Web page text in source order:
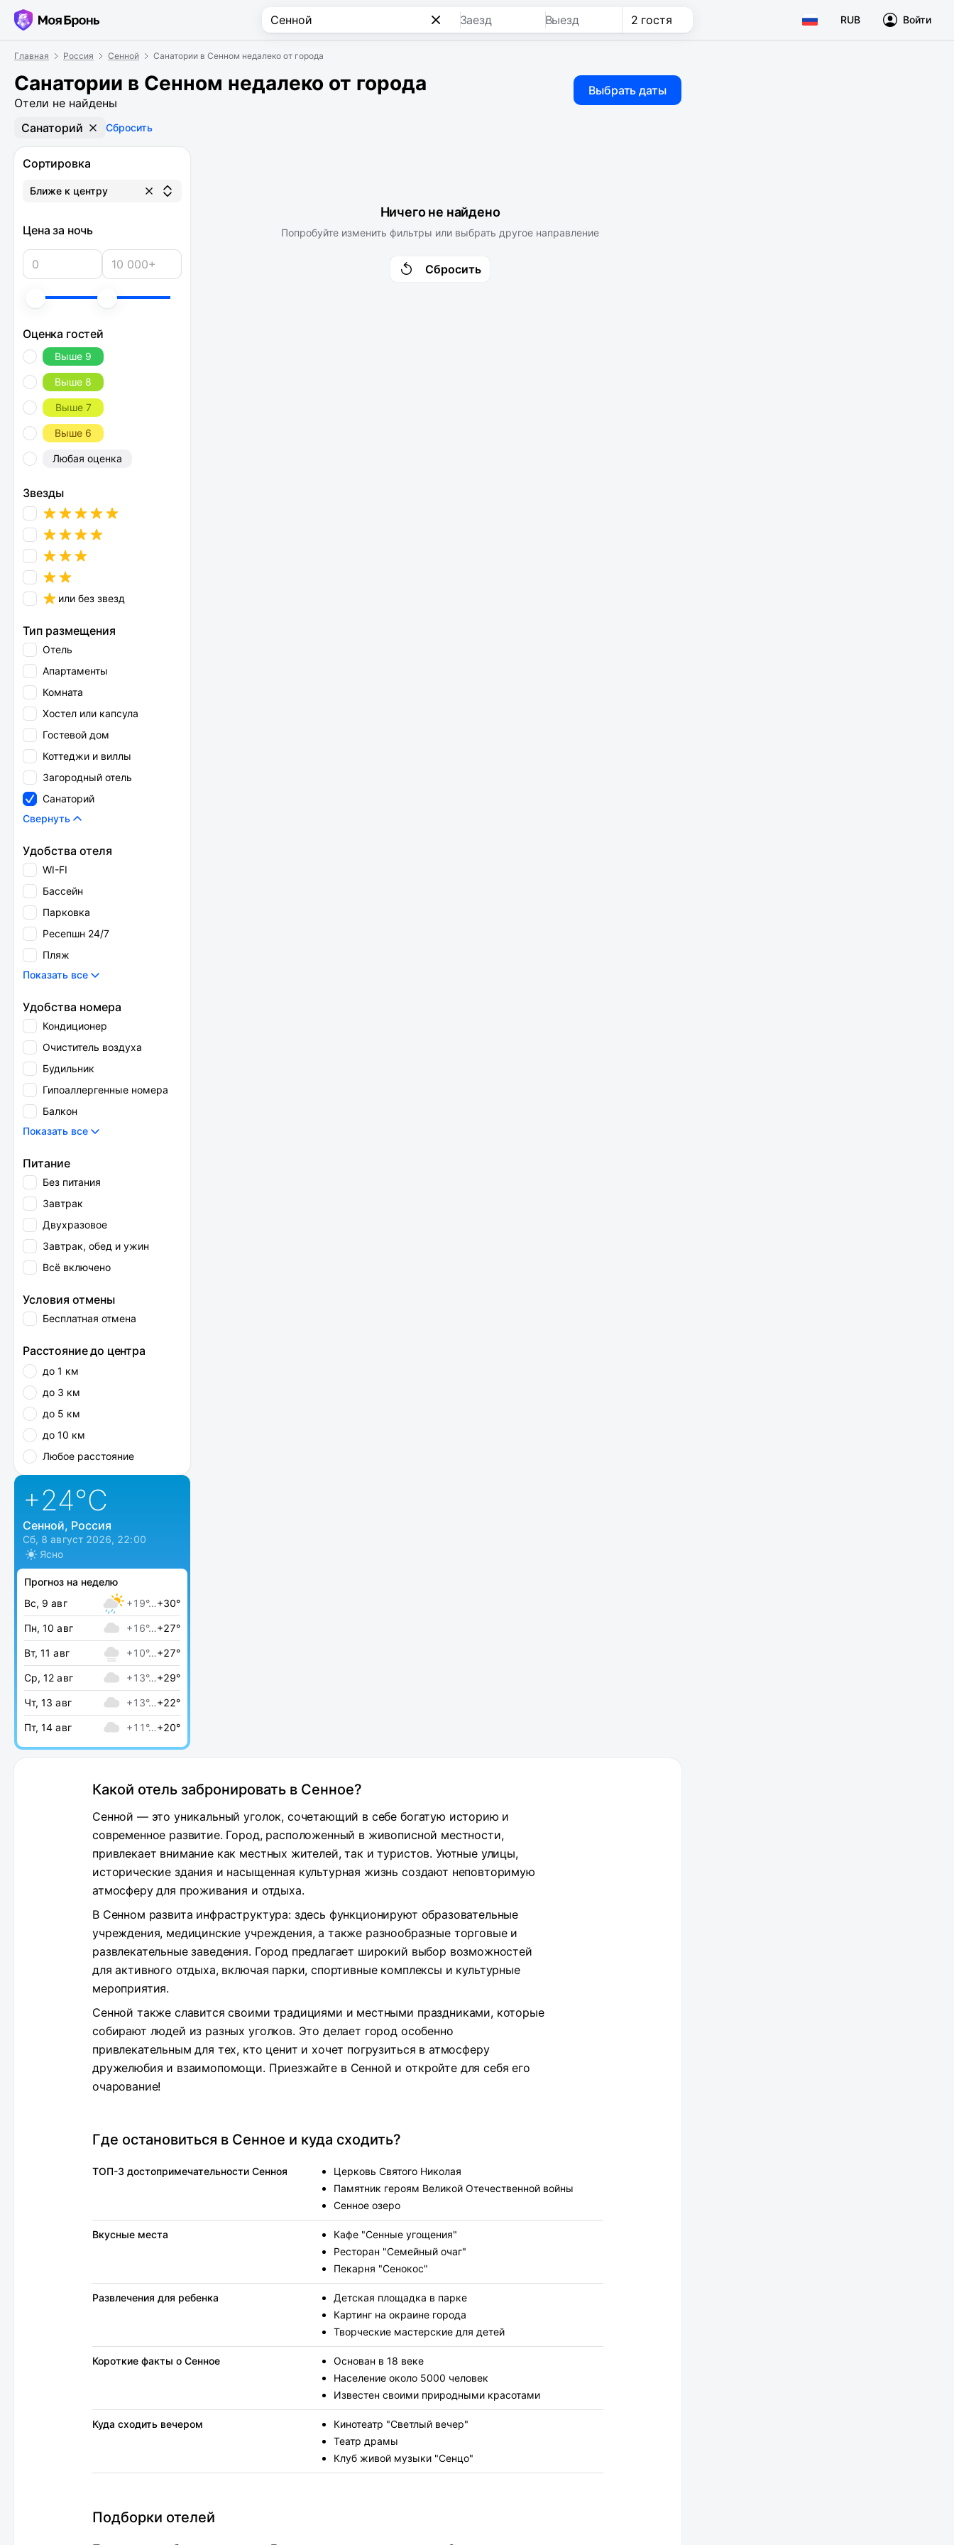
Заезд Выезд 2 гостя RUB Войти
Главная Россия Сенной Санатории в Сенном недалеко от города
Санатории в Сенном недалеко от города
Отели не найдены
Выбрать даты
Санаторий Сбросить
Сортировка
Ближе к центру
Цена за ночь
Оценка гостей
Выше 9
Выше 8
Выше 7
Выше 6
Любая оценка
Звезды
или без звезд
Тип размещения
Отель
Апартаменты
Комната
Хостел или капсула
Гостевой дом
Коттеджи и виллы
Загородный отель
Санаторий
Свернуть
Удобства отеля
WI-FI
Бассейн
Парковка
Ресепшн 24/7
Пляж
Показать все
Удобства номера
Кондиционер
Очиститель воздуха
Будильник
Гипоаллергенные номера
Балкон
Показать все
Питание
Без питания
Завтрак
Двухразовое
Завтрак, обед и ужин
Всё включено
Условия отмены
Бесплатная отмена
Расстояние до центра
до 1 км
до 3 км
до 5 км
до 10 км
Любое расстояние
+24°C
Сенной, Россия
Сб, 8 август 2026, 22:00
Ясно
Прогноз на неделю
Вс, 9 авг
+19°…+30°
Пн, 10 авг +16°…+27°
Вт, 11 авг +10°…+27°
Ср, 12 авг +13°…+29°
Чт, 13 авг +13°…+22°
Пт, 14 авг +11°…+20°
Ничего не найдено
Попробуйте изменить фильтры или выбрать другое направление
Сбросить
Какой отель забронировать в Сенное?
Сенной — это уникальный уголок, сочетающий в себе богатую историю и
современное развитие. Город, расположенный в живописной местности,
привлекает внимание как местных жителей, так и туристов. Уютные улицы,
исторические здания и насыщенная культурная жизнь создают неповторимую
атмосферу для проживания и отдыха.
В Сенном развита инфраструктура: здесь функционируют образовательные
учреждения, медицинские учреждения, а также разнообразные торговые и
развлекательные заведения. Город предлагает широкий выбор возможностей
для активного отдыха, включая парки, спортивные комплексы и культурные
мероприятия.
Сенной также славится своими традициями и местными праздниками, которые
собирают людей из разных уголков. Это делает город особенно
привлекательным для тех, кто ценит и хочет погрузиться в атмосферу
дружелюбия и взаимопомощи. Приезжайте в Сенной и откройте для себя его
очарование!
Где остановиться в Сенное и куда сходить?
ТОП-3 достопримечательности Сенноя
Церковь Святого Николая
Памятник героям Великой Отечественной войны
Сенное озеро
Вкусные места
Кафе "Сенные угощения"
Ресторан "Семейный очаг"
Пекарня "Сенокос"
Развлечения для ребенка
Детская площадка в парке
Картинг на окраине города
Творческие мастерские для детей
Короткие факты о Сенное
Основан в 18 веке
Население около 5000 человек
Известен своими природными красотами
Куда сходить вечером
Кинотеатр "Светлый вечер"
Театр драмы
Клуб живой музыки "Сенцо"
Подборки отелей